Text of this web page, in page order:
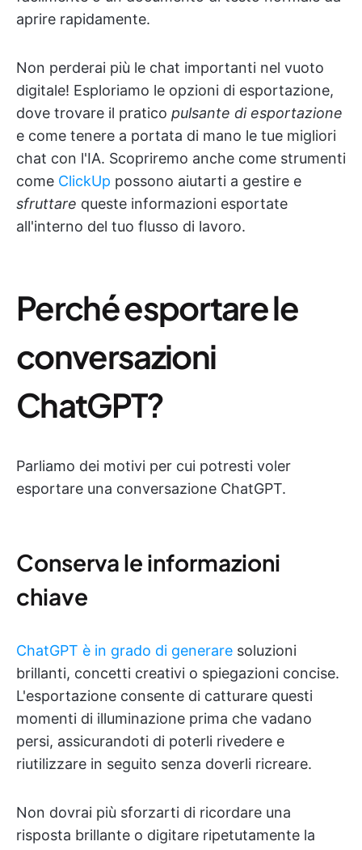
aprire rapidamente.
Non perderai più le chat importanti nel vuoto
digitale! Esploriamo le opzioni di esportazione,
dove trovare il pratico pulsante di esportazione
e come tenere a portata di mano le tue migliori
chat con l'IA. Scopriremo anche come strumenti
come ClickUp possono aiutarti a gestire e
sfruttare queste informazioni esportate
all'interno del tuo flusso di lavoro.
Perché esportare le
conversazioni
ChatGPT?
Parliamo dei motivi per cui potresti voler
esportare una conversazione ChatGPT.
Conserva le informazioni
chiave
ChatGPT è in grado di generare soluzioni
brillanti, concetti creativi o spiegazioni concise.
L'esportazione consente di catturare questi
momenti di illuminazione prima che vadano
persi, assicurandoti di poterli rivedere e
riutilizzare in seguito senza doverli ricreare.
Non dovrai più sforzarti di ricordare una
risposta brillante o digitare ripetutamente la